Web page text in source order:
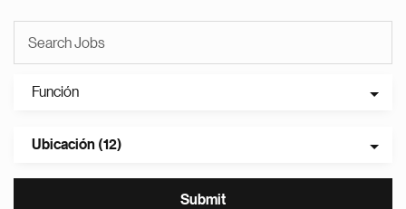
Función
Ubicación (12)